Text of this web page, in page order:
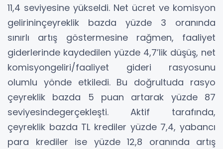
11,4 seviyesine yükseldi. Net ücret ve komisyon
gelirininçeyreklik bazda yüzde 3 oranında
sınırlı artış göstermesine rağmen, faaliyet
giderlerinde kaydedilen yüzde 4,7’lik düşüş, net
komisyongeliri/faaliyet gideri rasyosunu
olumlu yönde etkiledi. Bu doğrultuda rasyo
çeyreklik bazda 5 puan artarak yüzde 87
seviyesindegerçekleşti. Aktif tarafında,
çeyreklik bazda TL krediler yüzde 7,4, yabancı
para krediler ise yüzde 12,8 oranında artış